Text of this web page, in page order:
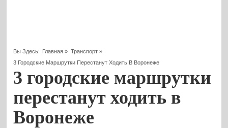
Вы Здесь: Главная » Транспорт»
3 Городские Маршрутки Перестанут Ходить В Воронеже
3 городские маршрутки
перестанут ходить в
Воронеже